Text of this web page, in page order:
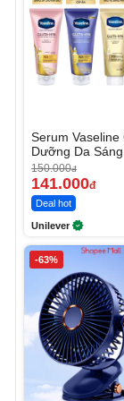
Serum Vaseline
Dưỡng Da Sáng
Ngày
150.000đ
141.000đ
Deal hot
Unilever
-63%